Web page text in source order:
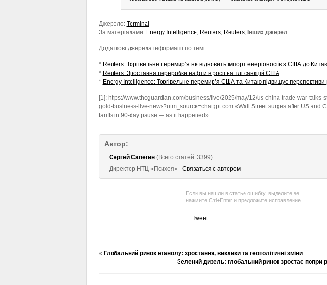
Джерело: Terminal
За матеріалами: Energy Intelligence, Reuters, Reuters, Інших джерел
Додаткові джерела інформації по темі:
* Reuters: Торгівельне перемир’я не відновить імпорт енергоносіїв з США до
* Reuters: Зростання переробки нафти в росії на тлі санкцій США
* Energy Intelligence: Торгівельне перемир’я США та Китаю підвищує перспективи
[1]: https://www.theguardian.com/business/live/2025/may/12/us-china-trade-war-talks-
gold-business-live-news?utm_source=chatgpt.com «Wall Street surges after US and
tariffs in 90-day pause — as it happened»
Автор:
Сергей Сапегин(Всего статей: 3399)
Директор НТЦ «Психея»
Связаться с автором
Если вы нашли в статье ошибку, выделите ее,
нажмите Ctrl+Enter и предложите исправление
Tweet
« Глобальний ринок етанолу: зростання, виклики та геополітичні зміни
Зелений дизель: глобальний ринок зростає попри